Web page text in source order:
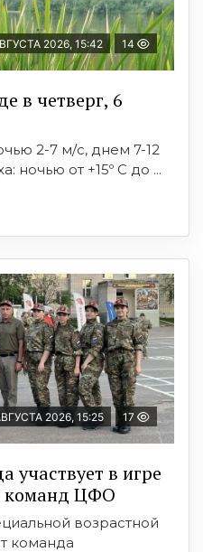
2026, 15:42 14
в четверг, 6
2-7 м/с, днем 7-12
ночью от +15º C до ...
2026, 15:25 17
участвует в игре
команд ЦФО
возрастной
команда